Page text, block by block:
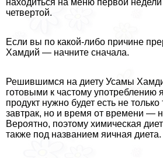
находиться на меню первой
четвертой.
Если вы по какой-либо причине
Хамдий — начните сначала.
Решившимся на диету Усамы
готовыми к частому употрeблению
продукт нужно будет есть не
завтpaк, но и время от времени —
Вероятно, поэтому химическая
также под названием яичная диета.